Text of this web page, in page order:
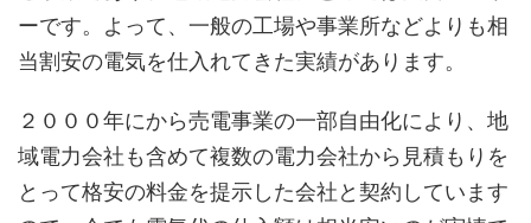
ーです。よって、一般の工場や事業所などよりも相
当割安の電気を仕入れてきた実績があります。
２０００年にから売電事業の一部自由化により、地
域電力会社も含めて複数の電力会社から見積もりを
とって格安の料金を提示した会社と契約しています